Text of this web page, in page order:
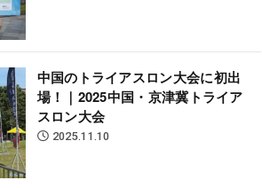
中国のトライアスロン大会に初出
場！｜2025中国・京津冀トライア
スロン大会
2025.11.10